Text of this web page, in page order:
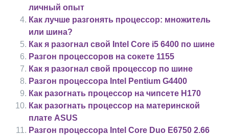
личный опыт
Как лучше разгонять процессор: множитель
или шина?
Как я разогнал свой Intel Core i5 6400 по шине
Разгон процессоров на сокете 1155
Как я разогнал свой процессор по шине
Разгон процессора Intel Pentium G4400
Как разогнать процессор на чипсете H170
Как разогнать процессор на материнской
плате ASUS
Разгон процессора Intel Core Duo E6750 2.66